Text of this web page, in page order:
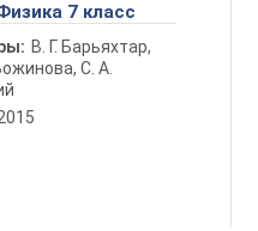
7 класс
В. Г. Барьяхтар,
С. А.